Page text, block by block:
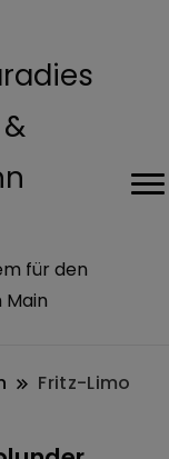
für den
Fritz-Limo